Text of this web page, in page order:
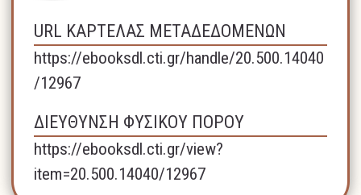
URL ΚΑΡΤΕΛΑΣ ΜΕΤΑΔΕΔΟΜΕΝΩΝ
https://ebooksdl.cti.gr/handle/20.500.14040
/12967
ΔΙΕΥΘΥΝΣΗ ΦΥΣΙΚΟΥ ΠΟΡΟΥ
https://ebooksdl.cti.gr/view?
item=20.500.14040/12967